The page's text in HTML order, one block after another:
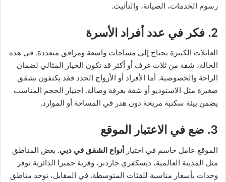
رسوم الخدمات، الصيانة، والتأثيث.
2. فكر في عدد أفراد الأسرة
العائلات الكبيرة تحتاج إلى مساحات واسعة ومرافق متعددة. في هذه
الحالة، شقة من ثلاث غرف أو أكثر قد تكون الخيار المثالي لضمان
الراحة والخصوصية. أما الأفراد أو الأزواج الجدد فقد يكتفون بشقق
صغيرة مثل الاستوديو أو شقة بغرفة وصالة. اختيار الحجم المناسب
يضمن بيئة سكنية مريحة دون هدر في المساحة أو الموارد.
3. ضع في الاعتبار الموقع
الموقع عامل حاسم في اختيار أنواع الشقق في دبي. بعض المناطق
مثل المدينة العالمية، ديسكفري جاردنز، وقرية جميرا الدائرية توفر
وحدات بأسعار مناسبة للفئات المتوسطة. في المقابل، توجد مناطق